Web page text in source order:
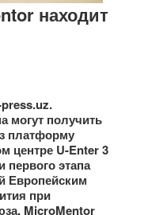
находит
могут получить
платформу
центре U-Enter 3
первого этапа
Европейским
при
MicroMentor